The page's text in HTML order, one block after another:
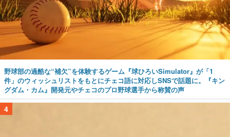
野球部の過酷な“補欠”を体験するゲーム『球ひろいSimulator』が「1
件」のウィッシュリストをもとにチェコ語に対応しSNSで話題に。『キン
グダム・カム』開発元やチェコのプロ野球選手から称賛の声
4